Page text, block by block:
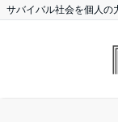
サバイバル社会を個人の